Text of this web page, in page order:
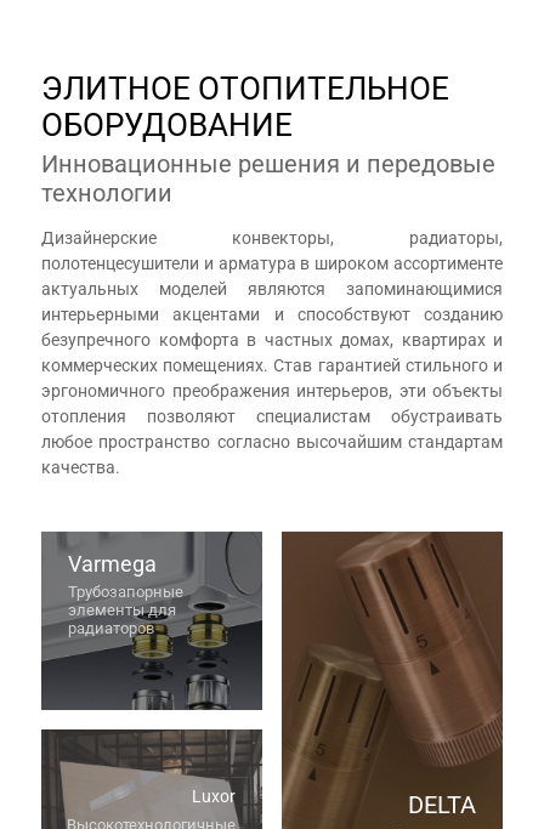
ЭЛИТНОЕ ОТОПИТЕЛЬНОЕ
ОБОРУДОВАНИЕ
Инновационные решения и передовые
технологии
Дизайнерские конвекторы, радиаторы,
полотенцесушители и арматура в широком ассортименте
актуальных моделей являются запоминающимися
интерьерными акцентами и способствуют созданию
безупречного комфорта в частных домах, квартирах и
коммерческих помещениях. Став гарантией стильного и
эргономичного преображения интерьеров, эти объекты
отопления позволяют специалистам обустраивать
любое пространство согласно высочайшим стандартам
качества.
Varmega
Трубозапорные
элементы для
радиаторов
DELTA
Luxor
Высокотехнологичные